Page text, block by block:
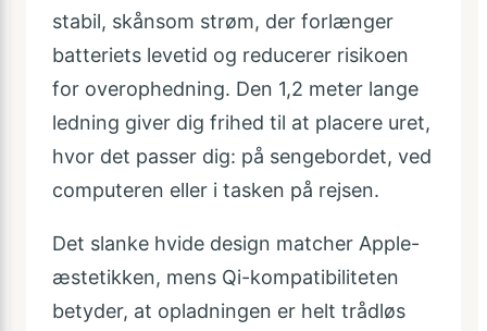
stabil, skånsom strøm, der forlænger
batteriets levetid og reducerer risikoen
for overophedning. Den 1,2 meter lange
ledning giver dig frihed til at placere uret,
hvor det passer dig: på sengebordet, ved
computeren eller i tasken på rejsen.
Det slanke hvide design matcher Apple-
æstetikken, mens Qi-kompatibiliteten
betyder, at opladningen er helt trådløs